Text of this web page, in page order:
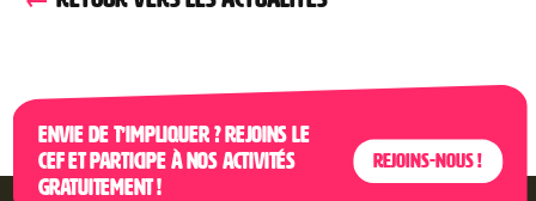
Envie de t’impliquer ? Rejoins le
CEF et participe à nos activités
gratuitement !
Rejoins-nous !